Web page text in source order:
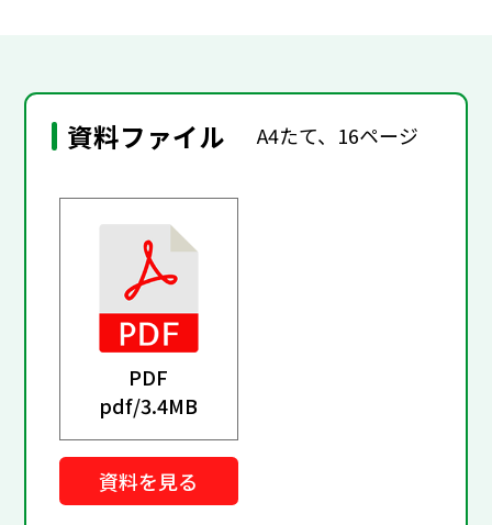
資料ファイル A4たて、16ページ
PDF
pdf/3.4MB
資料を見る